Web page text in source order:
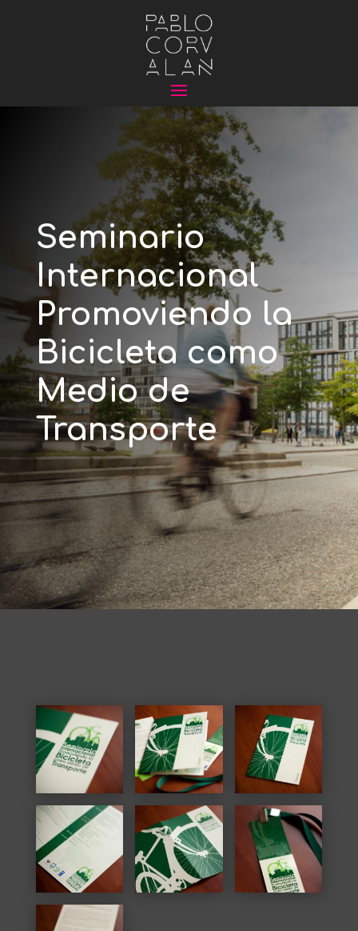
Seminario
Internacional
Promoviendo la
Bicicleta como
Medio de
Transporte